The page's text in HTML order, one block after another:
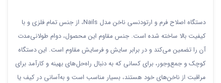
دستگاه اصلاح فرم و ارتودنسی ناخن مدل Nails، از جنس تمام فلزی و با
کیفیت بالا ساخته شده است. جنس مقاوم این محصول، دوام طولانی‌مدت
آن را تضمین می‌کند و در برابر سایش و فرسایش مقاوم است. این دستگاه
کوچک و جمع‌وجور، برای کسانی که به دنبال راه‌حل‌های بهینه و کارآمد برای
مراقبت از ناخن‌های خود هستند، بسیار مناسب است و به‌آسانی در کیف یا